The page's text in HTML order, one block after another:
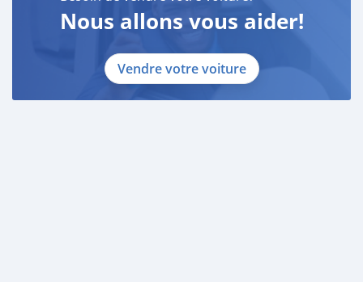
Nous allons vous aider!
Vendre votre voiture